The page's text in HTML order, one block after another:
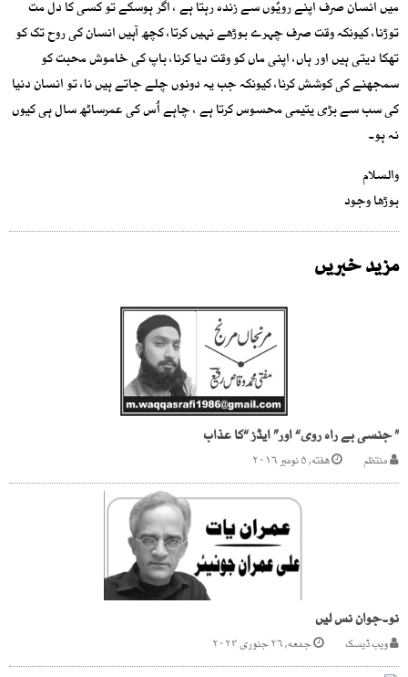
میں انسان صرف اپنے رویّوں سے زندہ رہتا ہے ، اگر ہوسکے تو کسی کا دل مت
توڑنا، کیونکہ وقت صرف چہرے بوڑھے نہیں کرتا، کچھ آہیں انسان کی روح تک کو
تھکا دیتی ہیں اور ہاں، اپنی ماں کو وقت دیا کرنا، باپ کی خاموش محبت کو
سمجھنے کی کوشش کرنا، کیونکہ جب یہ دونوں چلے جاتے ہیں نا، تو انسان دنیا
کی سب سے بڑی یتیمی محسوس کرتا ہے ، چاہے اُس کی عمرساٹھ سال ہی کیوں
نہ ہو۔
والسلام
بوڑھا وجود
مزید خبریں
” جنسی بے راہ روی“ اور” ایڈز “کا عذاب
منتظم هفته, ۵ نومبر ۲۰۱۶
نو۔جوان نس لیں
ویب ڈیسک جمعه, ۲۶ جنوری ۲۰۲۴